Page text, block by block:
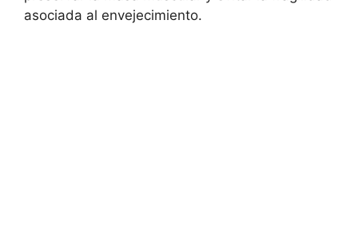
asociada al envejecimiento.